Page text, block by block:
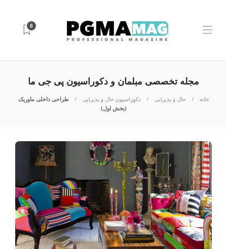
0
مجله تخصصی مبلمان و دکوراسیون پی جی ما
خانه حال و پذیرایی دکوراسیون حال و پذیرایی
طراحی داخلی ماوریک
(بخش اول)